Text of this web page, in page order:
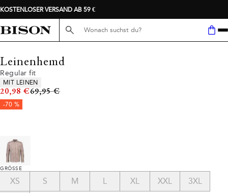
KOSTENLOSER VERSAND AB 59 €
Suche hier...
Leinenhemd
Regular fit
Produkteigenschaften
MIT LEINEN
20,98 €Ursprünglicher Preis
69,95 €
-70 %
GRÖSSE
XS S M L XL XXL 3XL